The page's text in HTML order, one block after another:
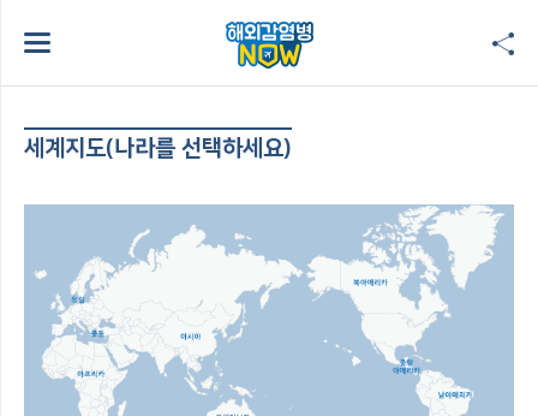
세계지도(나라를 선택하세요)